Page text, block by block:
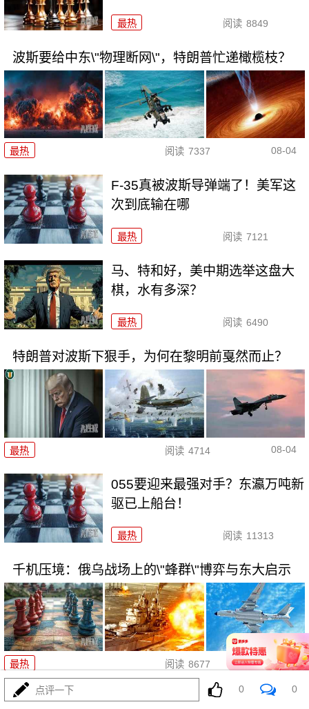
最热 阅读 8849
波斯要给中东\"物理断网\"，特朗普忙递橄榄枝？
最热 阅读 7337 08-04
F-35真被波斯导弹端了！美军这
次到底输在哪
最热 阅读 7121
马、特和好，美中期选举这盘大
棋，水有多深？
最热 阅读 6490
特朗普对波斯下狠手，为何在黎明前戛然而止？
最热 阅读 4714 08-04
055要迎来最强对手？东瀛万吨新
驱已上船台！
最热 阅读 11313
千机压境：俄乌战场上的\"蜂群\"博弈与东大启示
最热 阅读 8677 08-04
算了不打了？特朗普这脚刹车，把全世界都晃吐了
点评一下 0 0